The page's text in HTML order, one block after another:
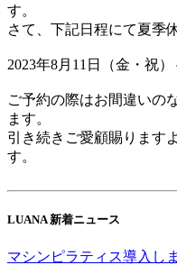
す。
さて、下記日程にて夏季
2023年8月11日（金・祝）
ご予約の際はお間違いの
ます。
引き続きご愛顧賜ります
す。
LUANA 新着ニュース
マシンピラティス導入し